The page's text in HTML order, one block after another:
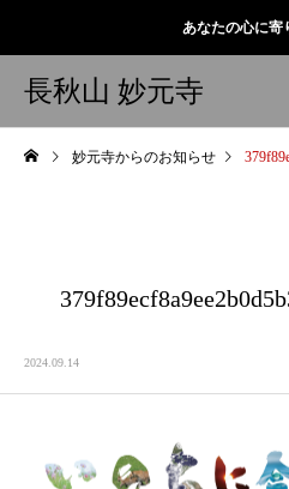
あなたの心に寄
長秋山 妙元寺
妙元寺からのお知らせ
2024.09.14